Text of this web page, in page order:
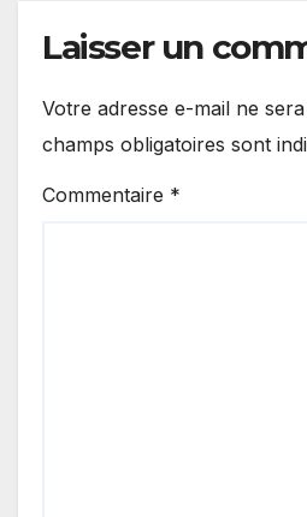
Laisser un
Votre adresse e-mail ne
champs obligatoires sont
Commentaire *